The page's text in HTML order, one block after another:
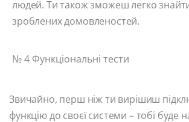
людей. Ти також зможеш легко
зроблених домовленостей.
№ 4 Функціональні тести
Звичайно, перш ніж ти вирішиш
функцію до своєї системи – тобі буде